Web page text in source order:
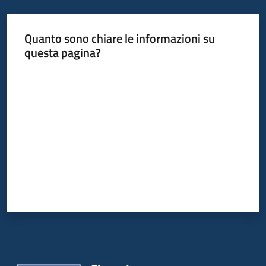
Piani
Progetti
Seguici
Quanto sono chiare le informazioni su
questa pagina?